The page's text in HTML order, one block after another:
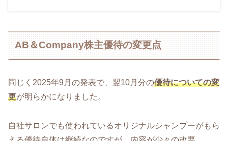
AB＆Company株主優待の変更点
同じく2025年9月の発表で、翌10月分の優待についての変
更が明らかになりました。
自社サロンでも使われているオリジナルシャンプーがもら